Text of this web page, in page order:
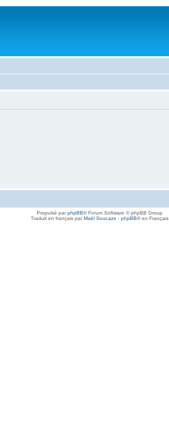
Propulsé parphpBB® Forum Software © phpBB Group
Traduit en français parMaël Soucaze - phpBB® en Français